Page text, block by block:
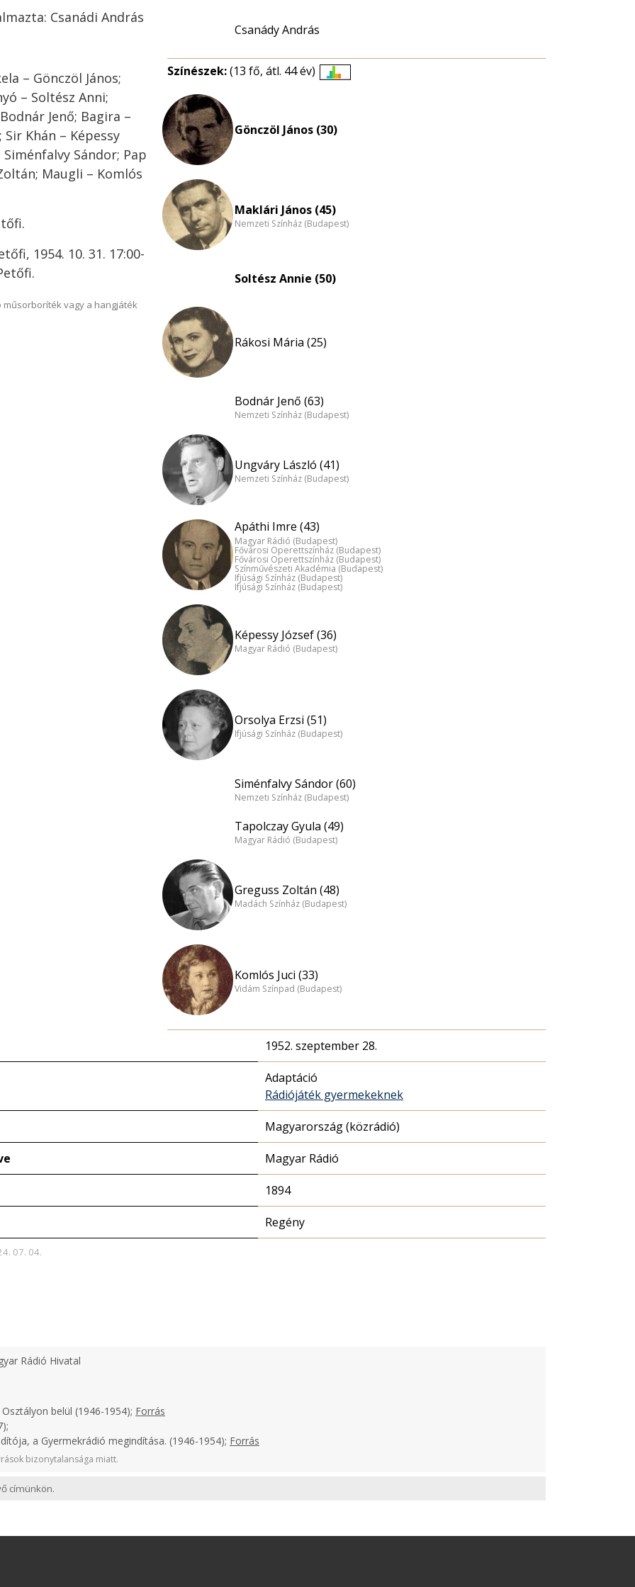
Csanádi András
– Gönczöl János;
– Soltész Anni;
Jenő; Bagira –
Khán – Képessy
Siménfalvy Sándor; Pap
Maugli – Komlós
1954. 10. 31. 17:00-
műsorboríték vagy a hangjáték
Csanády András
Színészek:(13 fő, átl. 44 év)
Gönczöl János (30)
Maklári János (45)
Nemzeti Színház (Budapest)
Soltész Annie (50)
Rákosi Mária (25)
Bodnár Jenő (63)
Nemzeti Színház (Budapest)
Ungváry László (41)
Nemzeti Színház (Budapest)
Apáthi Imre (43)
Magyar Rádió (Budapest)
Fővárosi Operettszínház (Budapest)
Fővárosi Operettszínház (Budapest)
Színművészeti Akadémia (Budapest)
Ifjúsági Színház (Budapest)
Ifjúsági Színház (Budapest)
Képessy József (36)
Magyar Rádió (Budapest)
Orsolya Erzsi (51)
Ifjúsági Színház (Budapest)
Siménfalvy Sándor (60)
Nemzeti Színház (Budapest)
Tapolczay Gyula (49)
Magyar Rádió (Budapest)
Greguss Zoltán (48)
Madách Színház (Budapest)
Komlós Juci (33)
Vidám Színpad (Budapest)
1952. szeptember 28.
Adaptáció
Rádiójáték gyermekeknek
Magyarország (közrádió)
Magyar Rádió
1894
Regény
07. 04.
Rádió Hivatal
belül (1946-1954); Forrás
a Gyermekrádió megindítása. (1946-1954); Forrás
bizonytalansága miatt.
címünkön.